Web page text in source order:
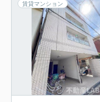
賃貸マンション